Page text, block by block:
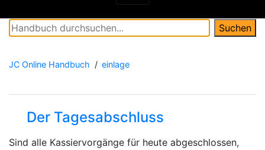
Search
for:
Suchen
JC Online Handbuch einlage
Der Tagesabschluss
Sind alle Kassiervorgänge für heute abgeschlossen,